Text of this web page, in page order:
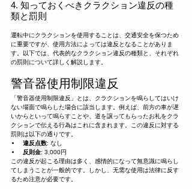
4. 知っておくべきクラクション違反の種
類と罰則
運転中にクラクションを使用することは、交通安全を保つため
に重要ですが、使用方法によっては違反となることがありま
す。以下では、代表的なクラクション違反の種類と、それぞれ
の罰則について詳しく解説します。
警音器使用制限違反
「警音器使用制限違反」とは、クラクションを鳴らしてはいけ
ない場面で鳴らした場合に該当します。例えば、前方の車が遅
いからといって鳴らすことや、道を譲ってもらったお礼をクラ
クションで伝える行為はこれに含まれます。この違反に対する
罰則は以下の通りです。
違反点数: なし
反則金: 3,000円
この違反が起こる理由は多く、感情的になって無意識に鳴らし
てしまうことが一般的です。しかし、无需な使用は法律に反す
るため注意が必要です。